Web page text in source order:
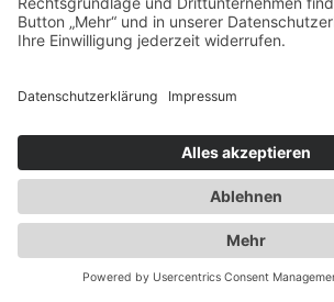
Nahverkehr Transport Rhein-Main
Lagerlogistik
Datenschutzerklärung